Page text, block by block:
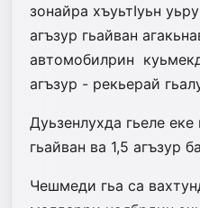
зонайра хъуьтIуьн
агъзур гьайван
автомобилрин
агъзур - рекьерай
Дуьзенлухда гьеле
гьайван ва 1,5 агъзур
Чешмеди гьа са